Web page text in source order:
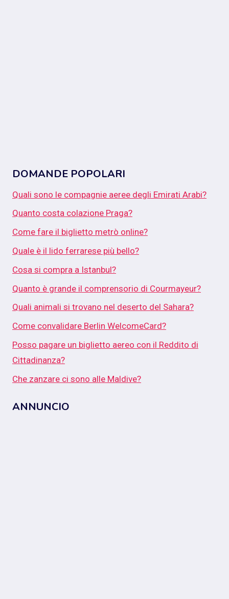
DOMANDE POPOLARI
Quali sono le compagnie aeree degli Emirati Arabi?
Quanto costa colazione Praga?
Come fare il biglietto metrò online?
Quale è il lido ferrarese più bello?
Cosa si compra a Istanbul?
Quanto è grande il comprensorio di Courmayeur?
Quali animali si trovano nel deserto del Sahara?
Come convalidare Berlin WelcomeCard?
Posso pagare un biglietto aereo con il Reddito di
Cittadinanza?
Che zanzare ci sono alle Maldive?
ANNUNCIO